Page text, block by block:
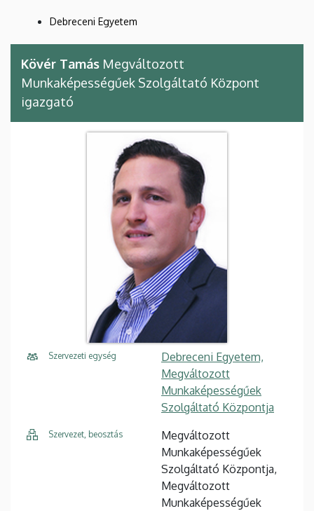
Debreceni Egyetem
Kövér Tamás Megváltozott
Munkaképességűek Szolgáltató Központ
igazgató
Szervezeti egység
Debreceni Egyetem,
Megváltozott
Munkaképességűek
Szolgáltató Központja
Szervezet, beosztás
Megváltozott
Munkaképességűek
Szolgáltató Központja,
Megváltozott
Munkaképességűek